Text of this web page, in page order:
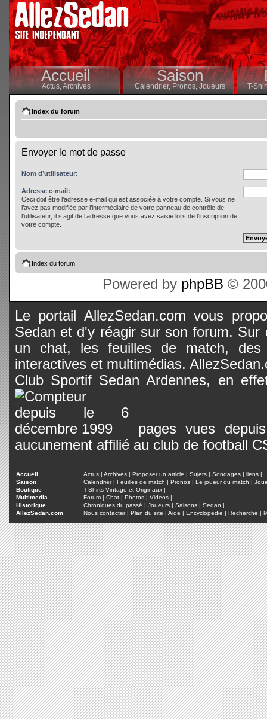
Accueil
Actus,Archives
Saison
Calendrier,Pronos, Joueurs T-
Index du forum
Envoyer le mot de passe
Nom d’utilisateur:
Adresse e-mail:
Ceci doit être l’adresse e-mail qui est associée à votre compte. Si vous ne
l’avez pas modifiée par l’intermédiaire de votre panneau de contrôle de
l’utilisateur, il s’agit de l’adresse que vous avez saisie lors de l’inscription de
votre compte.
Index du forum
Powered by phpBB ©
Le portail AllezSedan.com vous
Sedan et d'y réagir sur son forum.
un chat, les feuilles de match, des
interactives et multimédias.
Club Sportif Sedan Ardennes, en
pages vues
aucunement affilié au club de football
Accueil Actus | Archives | Proposer un article | Sujets | Sondages | liens |
Saison
Calendrier| Feuilles de match | Pronos | Le joueur du match |
Boutique
T-Shirts Vintage et Originaux |
Multimedia
Forum | Chat | Photos | Videos |
Historique
Chroniques du passé | Joueurs | Saisons | Sedan |
AllezSedan.com
Nous contacter| Plan du site | Aide | Encyclopedie | Recherche |